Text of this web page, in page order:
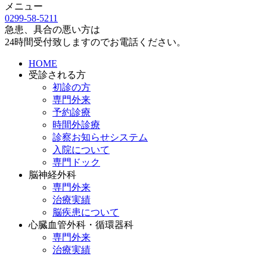
メニュー
0299-58-5211
急患、具合の悪い方は
24時間受付致しますのでお電話ください。
HOME
受診される方
初診の方
専門外来
予約診療
時間外診療
診察お知らせシステム
入院について
専門ドック
脳神経外科
専門外来
治療実績
脳疾患について
心臓血管外科・循環器科
専門外来
治療実績